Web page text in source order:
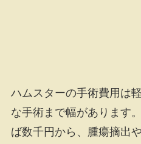
ハムスターの手術費用は
な手術まで幅があります
ば数千円から、腫瘍摘出